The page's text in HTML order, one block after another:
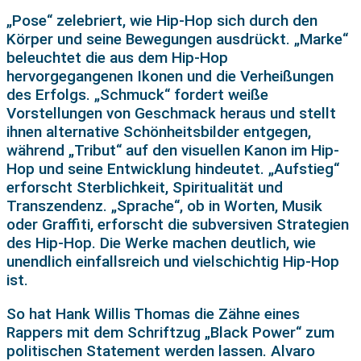
„Pose“ zelebriert, wie Hip-Hop sich durch den
Körper und seine Bewegungen ausdrückt. „Marke“
beleuchtet die aus dem Hip-Hop
hervorgegangenen Ikonen und die Verheißungen
des Erfolgs. „Schmuck“ fordert weiße
Vorstellungen von Geschmack heraus und stellt
ihnen alternative Schönheitsbilder entgegen,
während „Tribut“ auf den visuellen Kanon im Hip-
Hop und seine Entwicklung hindeutet. „Aufstieg“
erforscht Sterblichkeit, Spiritualität und
Transzendenz. „Sprache“, ob in Worten, Musik
oder Graffiti, erforscht die subversiven Strategien
des Hip-Hop. Die Werke machen deutlich, wie
unendlich einfallsreich und vielschichtig Hip-Hop
ist.
So hat Hank Willis Thomas die Zähne eines
Rappers mit dem Schriftzug „Black Power“ zum
politischen Statement werden lassen. Alvaro